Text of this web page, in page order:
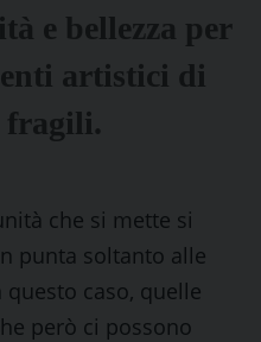
e bellezza per
artistici di
fragili.
che si mette si
punta soltanto alle
caso, quelle
però ci possono